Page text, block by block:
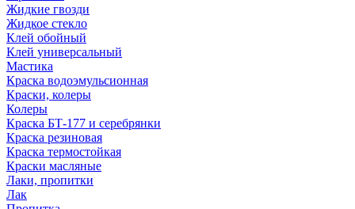
Жидкие гвозди
Жидкое стекло
Клей обойный
Клей универсальный
Мастика
Краска водоэмульсионная
Краски, колеры
Колеры
Краска БТ-177 и серебрянки
Краска резиновая
Краска термостойкая
Краски масляные
Лаки, пропитки
Лак